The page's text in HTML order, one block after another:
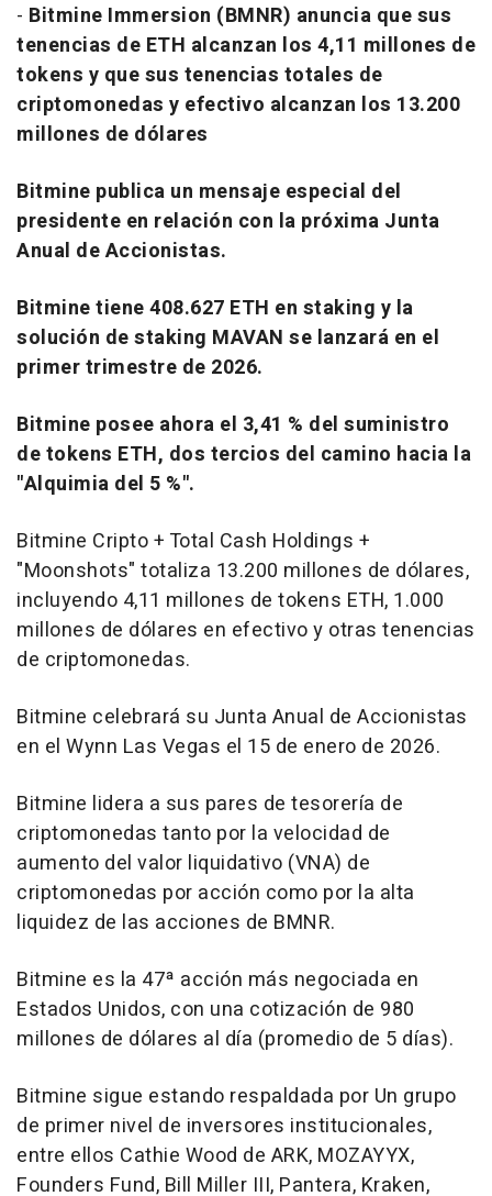
- Bitmine Immersion (BMNR) anuncia que sus
tenencias de ETH alcanzan los 4,11 millones de
tokens y que sus tenencias totales de
criptomonedas y efectivo alcanzan los 13.200
millones de dólares
Bitmine publica un mensaje especial del
presidente en relación con la próxima Junta
Anual de Accionistas.
Bitmine tiene 408.627 ETH en staking y la
solución de staking MAVAN se lanzará en el
primer trimestre de 2026.
Bitmine posee ahora el 3,41 % del suministro
de tokens ETH, dos tercios del camino hacia la
"Alquimia del 5 %".
Bitmine Cripto + Total Cash Holdings +
"Moonshots" totaliza 13.200 millones de dólares,
incluyendo 4,11 millones de tokens ETH, 1.000
millones de dólares en efectivo y otras tenencias
de criptomonedas.
Bitmine celebrará su Junta Anual de Accionistas
en el Wynn Las Vegas el 15 de enero de 2026.
Bitmine lidera a sus pares de tesorería de
criptomonedas tanto por la velocidad de
aumento del valor liquidativo (VNA) de
criptomonedas por acción como por la alta
liquidez de las acciones de BMNR.
Bitmine es la 47ª acción más negociada en
Estados Unidos, con una cotización de 980
millones de dólares al día (promedio de 5 días).
Bitmine sigue estando respaldada por Un grupo
de primer nivel de inversores institucionales,
entre ellos Cathie Wood de ARK, MOZAYYX,
Founders Fund, Bill Miller III, Pantera, Kraken,